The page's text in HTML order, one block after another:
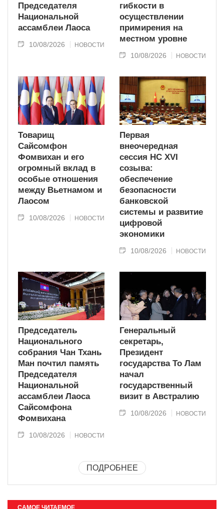
Председателя
Национальной
ассамблеи Лаоса
10/08/2026 НОВОСТИ
гибкости в
осуществлении
примирения на
местном уровне
10/08/2026 НОВОСТИ
Товарищ
Сайсомфон
Фомвихан и его
огромный вклад в
особые отношения
между Вьетнамом и
Лаосом
10/08/2026 НОВОСТИ
Первая
внеочередная
сессия НС XVI
созыва:
обеспечение
безопасности
банковской
системы и развитие
цифровой
экономики
10/08/2026 НОВОСТИ
Председатель
Национального
собрания Чан Тхань
Ман почтил память
Председателя
Национальной
ассамблеи Лаоса
Сайсомфона
Фомвихана
10/08/2026 НОВОСТИ
Генеральный
секретарь,
Президент
государства То Лам
начал
государственный
визит в Австралию
10/08/2026 НОВОСТИ
ПОДРОБНЕЕ
САМОЕ ЧИТАЕМОЕ